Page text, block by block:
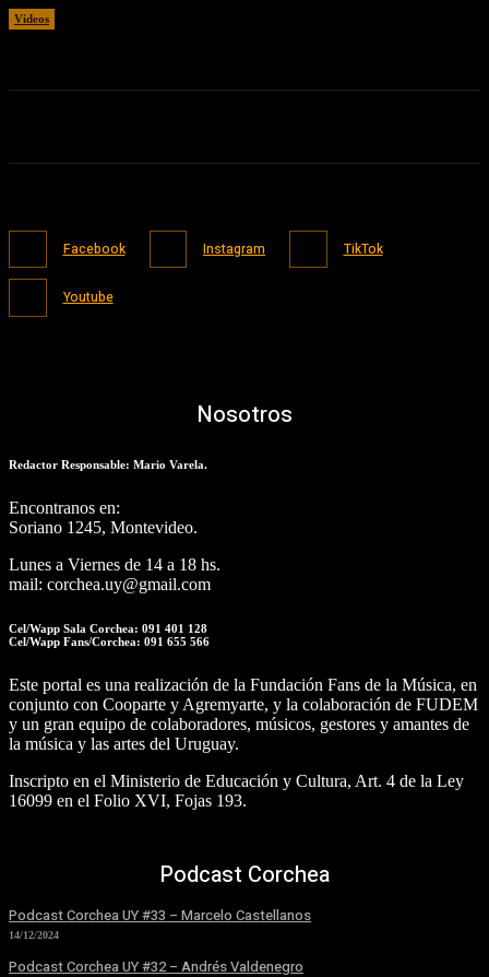
Videos
Facebook Instagram TikTok
Youtube
Nosotros
Redactor Responsable: Mario Varela.
Encontranos en:
Soriano 1245, Montevideo.
Lunes a Viernes de 14 a 18 hs.
mail: corchea.uy@gmail.com
Cel/Wapp Sala Corchea: 091 401 128
Cel/Wapp Fans/Corchea: 091 655 566
Este portal es una realización de la Fundación Fans de la Música, en
conjunto con Cooparte y Agremyarte, y la colaboración de FUDEM
y un gran equipo de colaboradores, músicos, gestores y amantes de
la música y las artes del Uruguay.
Inscripto en el Ministerio de Educación y Cultura, Art. 4 de la Ley
16099 en el Folio XVI, Fojas 193.
Podcast Corchea
Podcast Corchea UY #33 – Marcelo Castellanos
14/12/2024
Podcast Corchea UY #32 – Andrés Valdenegro